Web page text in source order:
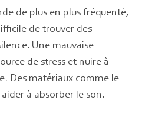
de plus en plus fréquenté,
de trouver des
Une mauvaise
de stress et nuire à
Des matériaux comme le
à absorber le son.